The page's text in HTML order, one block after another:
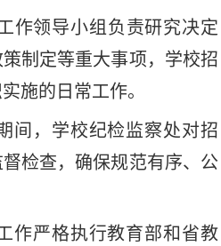
作领导小组负责研究决定
制定等重大事项， 学校招
施的日常工作。
间，学校纪检监察处对招
检查，确保规范有序、公
作严格执行教育部和省教